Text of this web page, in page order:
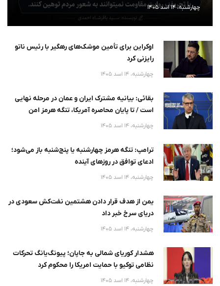
چهارشنبه، 14 اسد 1405
اوکراین برای تأمین موشک‌های رهگیر با رئیس ناتو
رایزنی کرد
چهارشنبه، 14 اسد 1405
بقائی: بیانیه مشترک ایران و عمان در مرحله نهایی
است / تا پایان محاصره آمریکا، تنگه هرمز امن
نخواهد
چهارشنبه، 14 اسد 1405
ترامپ: تنگه هرمز چهارشنبه یا پنج‌شنبه باز می‌شود؛
ادعای توافق در روزهای آینده
چهارشنبه، 14 اسد 1405
یمن از هدف قرار دادن هشتمین نفت‌کش سعودی در
دریای سرخ خبر داد
چهارشنبه، 14 اسد 1405
هشدار کوریای شمالی به جاپان؛ پیونگ‌یانگ تحرکات
نظامی توکیو با حمایت امریکا را محکوم کرد
چهارشنبه، 14 اسد 1405